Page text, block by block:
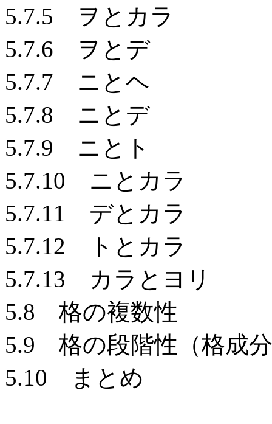
5.7.5 ヲとカラ
5.7.6 ヲとデ
5.7.7 ニとヘ
5.7.8 ニとデ
5.7.9 ニとト
5.7.10 ニとカラ
5.7.11 デとカラ
5.7.12 トとカラ
5.7.13 カラとヨリ
5.8 格の複数性
5.9 格の段階性（格成
5.10 まとめ